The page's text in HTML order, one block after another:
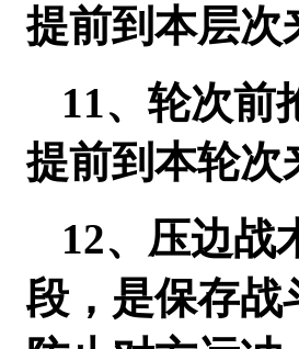
提前到本层次
11、轮次前
提前到本轮次
12、压边战
段，是保存战